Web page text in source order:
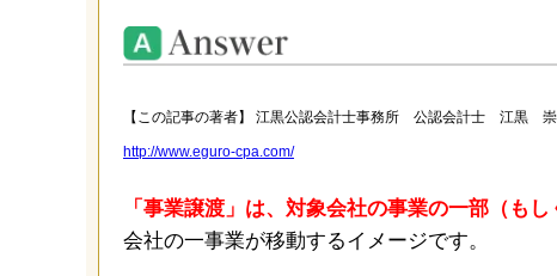
【この記事の著者】 江黒公認会計士事務所 公認会計士 江黒 崇
http://www.eguro-cpa.com/
「事業譲渡」は、対象会社の事業の一部（も
会社の一事業が移動するイメージです。